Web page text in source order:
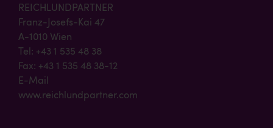
REICHLUNDPARTNER
Franz-Josefs-Kai 47
A-1010 Wien
Tel: +43 1 535 48 38
Fax: +43 1 535 48 38-12
E-Mail
www.reichlundpartner.com